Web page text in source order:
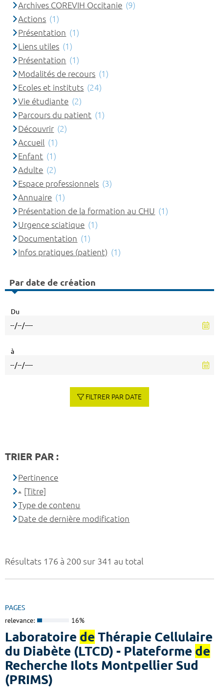
Résultats 176 à 200 sur 341 au total
PAGES
relevance: 16%
Laboratoire de Thérapie Cellulaire
du Diabète (LTCD) - Plateforme de
Recherche Ilots Montpellier Sud
(PRIMS)
Archives COREVIH Occitanie (9)
Actions (1)
Présentation (1)
Liens utiles (1)
Présentation (1)
Modalités de recours (1)
Ecoles et instituts (24)
Vie étudiante (2)
Parcours du patient (1)
Découvrir (2)
Accueil (1)
Enfant (1)
Adulte (2)
Espace professionnels (3)
Annuaire (1)
Présentation de la formation au CHU (1)
Urgence sciatique (1)
Documentation (1)
Infos pratiques (patient) (1)
Par date de création
Du
à
FILTRER PAR DATE
TRIER PAR :
Pertinence
[Titre]
Type de contenu
Date de dernière modification